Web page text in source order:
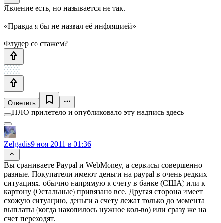
Явление есть, но называется не так.
«Правда я бы не назвал её инфляцией»
Флудер со стажем?
Ответить
НЛО прилетело и опубликовало эту надпись здесь
Zelgadis9 ноя 2011 в 01:36
Вы сраниваете Paypal и WebMoney, а сервисы совершенно
разные. Покупатели имеют деньги на paypal в очень редких
ситуациях, обычно напрямую к счету в банке (США) или к
картону (Остальные) привязано все. Другая сторона имеет
схожую ситуацию, деньги а счету лежат только до момента
выплаты (когда накопилось нужное кол-во) или сразу же на
счет переходят.